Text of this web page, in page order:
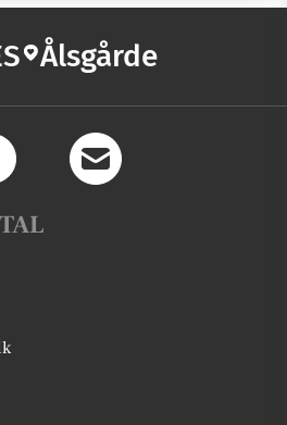
Ålsgårde